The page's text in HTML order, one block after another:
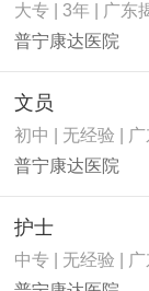
大专 | 3年 | 广东
普宁康达医院
文员
初中 | 无经验 |
普宁康达医院
护士
中专 | 无经验 |